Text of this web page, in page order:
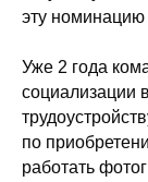
эту номинацию
Уже 2 года
социализации
по
работать